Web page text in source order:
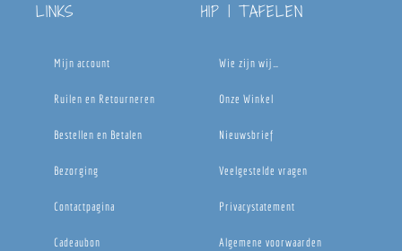
LINKS
Mijn account
Ruilen en Retourneren
Bestellen en Betalen
Bezorging
Contactpagina
Cadeaubon
HIP | TAFELEN
Wie zijn wij…
Onze Winkel
Nieuwsbrief
Veelgestelde vragen
Privacystatement
Algemene voorwaarden